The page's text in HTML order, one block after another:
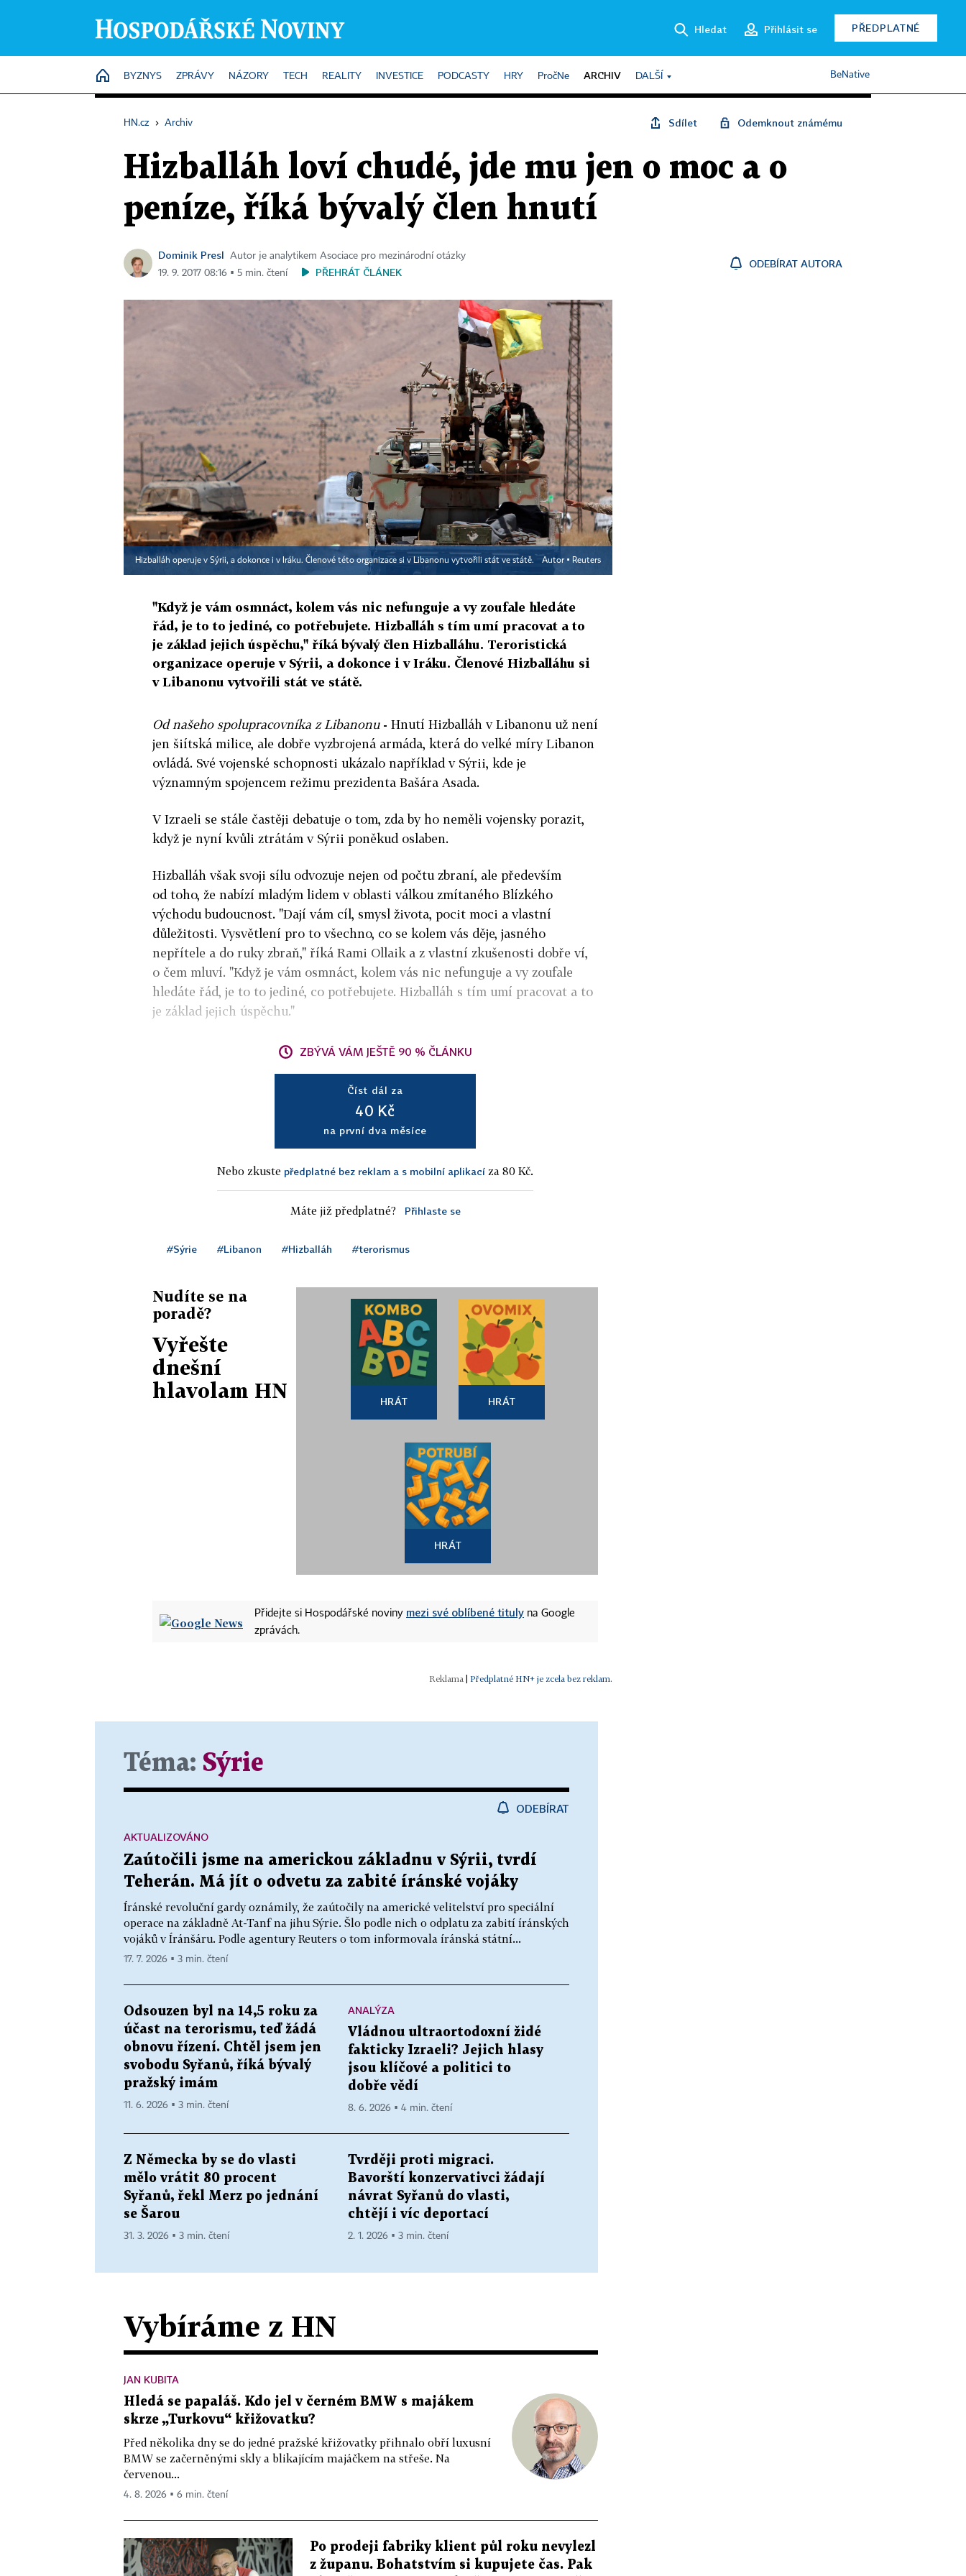
Hledat Přihlásit se PŘEDPLATNÉ
HOME
BYZNYS ZPRÁVY NÁZORY TECH REALITY INVESTICE PODCASTY HRY PročNe ARCHIV DALŠÍ BeNative
HN.cz › Archiv Sdílet Odemknout známému
Hizballáh loví chudé, jde mu jen o moc a o
peníze, říká bývalý člen hnutí
Dominik Presl
Autor je analytikem Asociace pro mezinárodní otázky
19. 9. 2017 08:16 ▪ 5 min. čtení
PŘEHRÁT ČLÁNEK
ODEBÍRAT AUTORA
Hizballáh operuje v Sýrii, a dokonce i v Iráku. Členové této organizace si v Libanonu vytvořili stát ve státě. Autor ▪ Reuters
"Když je vám osmnáct, kolem vás nic nefunguje a vy zoufale hledáte
řád, je to to jediné, co potřebujete. Hizballáh s tím umí pracovat a to
je základ jejich úspěchu," říká bývalý člen Hizballáhu. Teroristická
organizace operuje v Sýrii, a dokonce i v Iráku. Členové Hizballáhu si
v Libanonu vytvořili stát ve státě.
Od našeho spolupracovníka z Libanonu- Hnutí Hizballáh v Libanonu už není
jen šiítská milice, ale dobře vyzbrojená armáda, která do velké míry ­Libanon
ovládá. Své vojenské schopnosti ukázalo například v Sýrii, kde je
významným spojencem režimu prezidenta Bašára Asada.
V Izraeli se stále častěji debatuje o tom, zda by ho neměli vojensky porazit,
když je nyní kvůli ztrátám v Sýrii poněkud oslaben.
Hizballáh však svoji sílu odvozuje nejen od počtu zbraní, ale především
od toho, že nabízí mladým lidem v oblasti válkou zmítaného Blízkého
východu budoucnost. "Dají vám cíl, smysl života, pocit moci a vlastní
důležitosti. Vysvětlení pro to všechno, co se kolem vás děje, jasného
nepřítele a do ruky zbraň," říká Rami Ollaik a z vlastní zkušenosti dobře ví,
o čem mluví. "Když je vám osmnáct, kolem vás nic nefunguje a vy zoufale
hledáte řád, je to to jediné, co potřebujete. Hizballáh s tím umí pracovat a to
je základ jejich úspěchu."
ZBÝVÁ VÁM JEŠTĚ 90 % ČLÁNKU
Číst dál za
40 Kč
na první dva měsíce
Nebo zkuste předplatné bez reklam a s mobilní aplikací za 80 Kč.
Máte již předplatné? Přihlaste se
#Sýrie #Libanon #Hizballáh #terorismus
Nudíte se na
poradě?
Vyřešte
dnešní
hlavolam HN
HRÁT HRÁT
HRÁT
Přidejte si Hospodářské noviny mezi své oblíbené tituly na Google
zprávách.
| Předplatné HN+ je zcela bez reklam.
Téma: Sýrie
ODEBÍRAT
Zaútočili jsme na americkou základnu v Sýrii, tvrdí
Teherán. Má jít o odvetu za zabité íránské vojáky
Íránské revoluční gardy oznámily, že zaútočily na americké velitelství pro speciální
operace na základně At-Tanf na jihu Sýrie. Šlo podle nich o odplatu za zabití íránských
vojáků v Íránšáru. Podle agentury Reuters o tom informovala íránská státní...
AKTUALIZOVÁNO
17. 7. 2026 ▪ 3 min. čtení
Odsouzen byl na 14,5 roku za
účast na terorismu, teď žádá
obnovu řízení. Chtěl jsem jen
svobodu Syřanů, říká bývalý
pražský imám
11. 6. 2026 ▪ 3 min. čtení
ANALÝZA
Vládnou ultraortodoxní židé
fakticky Izraeli? Jejich hlasy
jsou klíčové a politici to
dobře vědí
8. 6. 2026 ▪ 4 min. čtení
Z Německa by se do vlasti
mělo vrátit 80 procent
Syřanů, řekl Merz po jednání
se Šarou
31. 3. 2026 ▪ 3 min. čtení
Tvrději proti migraci.
Bavorští konzervativci žádají
návrat Syřanů do vlasti,
chtějí i víc deportací
2. 1. 2026 ▪ 3 min. čtení
Vybíráme z HN
JAN KUBITA
Hledá se papaláš. Kdo jel v černém BMW s majákem
skrze „Turkovu“ křižovatku?
Před několika dny se do jedné pražské křižovatky přihnalo obří luxusní
BMW se začerněnými skly a blikajícím majáčkem na střeše. Na
červenou...
4. 8. 2026 ▪ 6 min. čtení
Po prodeji fabriky klient půl roku nevylezl
z županu. Bohatstvím si kupujete čas. Pak